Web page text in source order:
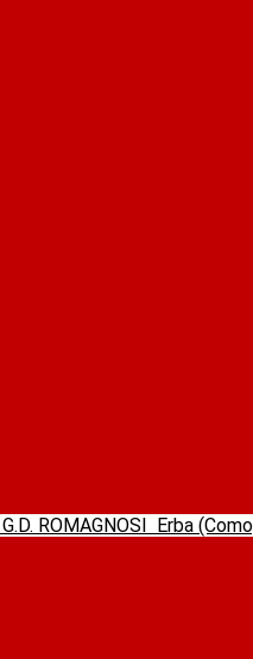
G.D. ROMAGNOSI Erba